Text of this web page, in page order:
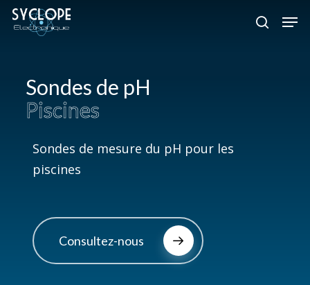
Skip
search
Sondes de pH
Piscines
Sondes de mesure du pH pour les
piscines
Consultez-nous